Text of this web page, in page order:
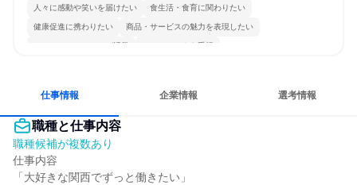
人々に感動や笑いを届けたい 食生活・食育に関わりたい
健康促進に携わりたい 商品・サービスの魅力を表現したい
コミュニケーションが活発 チームワークを重視
仕事情報 企業情報 選考情報
職種と仕事内容
職種候補が複数あり
仕事内容
「大好きな関西でずっと働きたい」